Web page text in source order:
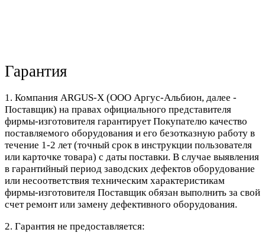
Гарантия
1. Компания ARGUS-X (ООО Аргус-Альбион, далее -
Поставщик) на правах официального представителя
фирмы-изготовителя гарантирует Покупателю качество
поставляемого оборудования и его безотказную работу в
течение 1-2 лет (точный срок в инструкции пользователя
или карточке товара) с даты поставки. В случае выявления
в гарантийный период заводских дефектов оборудование
или несоответствия техническим характеристикам
фирмы-изготовителя Поставщик обязан выполнить за свой
счет ремонт или замену дефективного оборудования.
2. Гарантия не предоставляется: